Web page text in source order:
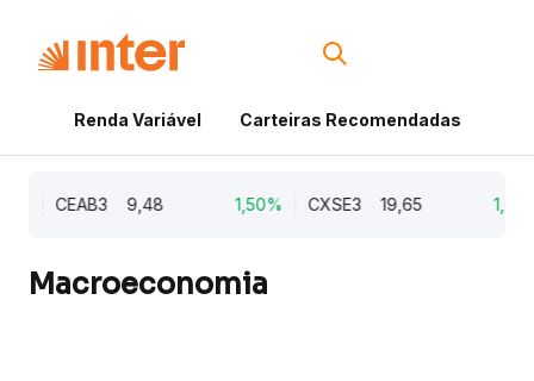
Renda Variável Carteiras Recomendadas
CEAB3 9,48 1,50% CXSE3 19,65 1,03%
Macroeconomia